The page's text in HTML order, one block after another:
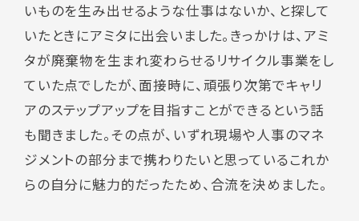
いものを生み出せるような仕事はないか、と探して
いたときにアミタに出会いました。きっかけは、アミ
タが廃棄物を生まれ変わらせるリサイクル事業をし
ていた点でしたが、面接時に、頑張り次第でキャリ
アのステップアップを目指すことができるという話
も聞きました。その点が、いずれ現場や人事のマネ
ジメントの部分まで携わりたいと思っているこれか
らの自分に魅力的だったため、合流を決めました。